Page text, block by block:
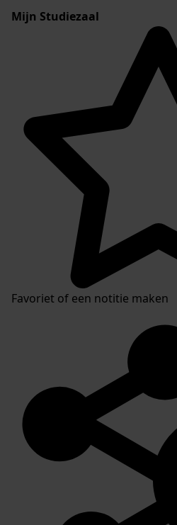
Mijn Studiezaal
Favoriet of een notitie maken